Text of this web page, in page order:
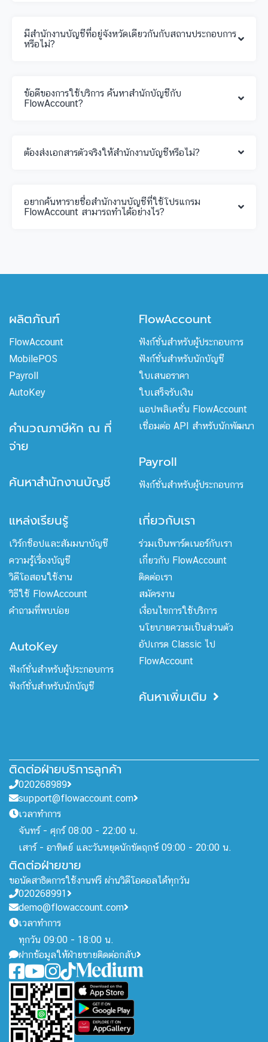
มีสำนักงานบัญชีที่อยู่จังหวัดเดียวกันกับสถานประกอบการ
หรือไม่?
ข้อดีของการใช้บริการ ค้นหาสำนักบัญชีกับ
FlowAccount?
ต้องส่งเอกสารตัวจริงให้สำนักงานบัญชีหรือไม่?
อยากค้นหารายชื่อสำนักงานบัญชีที่ใช้โปรแกรม
FlowAccount สามารถทำได้อย่างไร?
ผลิตภัณฑ์
FlowAccount
MobilePOS
Payroll
AutoKey
คำนวณภาษีหัก ณ ที่
จ่าย
ค้นหาสำนักงานบัญชี
FlowAccount
ฟังก์ชั่นสำหรับผู้ประกอบการ
ฟังก์ชั่นสำหรับนักบัญชี
ใบเสนอราคา
ใบเสร็จรับเงิน
แอปพลิเคชั่น FlowAccount
เชื่อมต่อ API สำหรับนักพัฒนา
Payroll
ฟังก์ชั่นสำหรับผู้ประกอบการ
แหล่งเรียนรู้
เวิร์กช็อปและสัมมนาบัญชี
ความรู้เรื่องบัญชี
วิดีโอสอนใช้งาน
วิธีใช้ FlowAccount
คำถามที่พบบ่อย
AutoKey
ฟังก์ชั่นสำหรับผู้ประกอบการ
ฟังก์ชั่นสำหรับนักบัญชี
เกี่ยวกับเรา
ร่วมเป็นพาร์ตเนอร์กับเรา
เกี่ยวกับ FlowAccount
ติดต่อเรา
สมัครงาน
เงื่อนไขการใช้บริการ
นโยบายความเป็นส่วนตัว
อัปเกรด Classic ไป
FlowAccount
ค้นหาเพิ่มเติม
ติดต่อฝ่ายบริการลูกค้า
020268989
support@flowaccount.com
เวลาทำการ
จันทร์ - ศุกร์ 08:00 - 22:00 น.
เสาร์ - อาทิตย์ และวันหยุดนักขัตฤกษ์ 09:00 - 20:00 น.
ติดต่อฝ่ายขาย
ขอนัดสาธิตการใช้งานฟรี ผ่านวิดีโอคอลได้ทุกวัน
020268991
demo@flowaccount.com
เวลาทำการ
ทุกวัน 09:00 - 18:00 น.
ฝากข้อมูลให้ฝ่ายขายติดต่อกลับ